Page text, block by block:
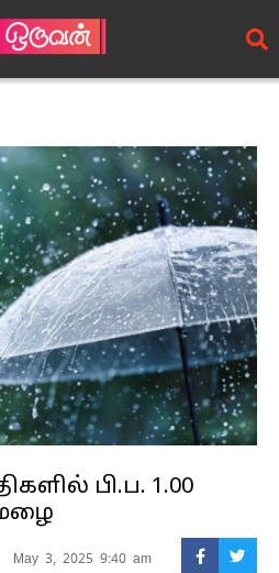
பி.ப. 1.00
May 3, 2025 9:40 am